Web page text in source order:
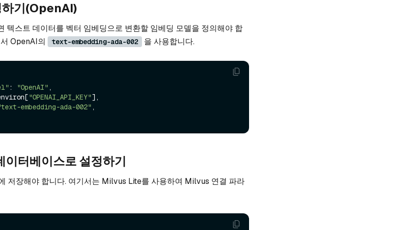
하기(OpenAI)
텍스트 데이터를 벡터 임베딩으로 변환할 임베딩 모델을 정의해야 합
OpenAI의
text-embedding-ada-002 을 사용합니다.
: "OpenAI" ,
"OPENAI_API_KEY"],
embedding-ada-002" ,
터베이스로 설정하기
저장해야 합니다. 여기서는 Milvus Lite를 사용하여 Milvus 연결 파라